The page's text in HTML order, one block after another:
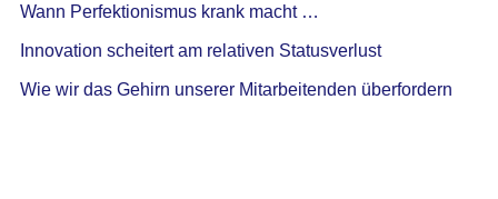
Wann Perfektionismus krank macht …
Innovation scheitert am relativen Statusverlust
Wie wir das Gehirn unserer Mitarbeitenden überfordern